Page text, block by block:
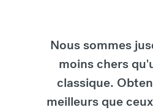
Nous sommes
moins chers
classique.
meilleurs que